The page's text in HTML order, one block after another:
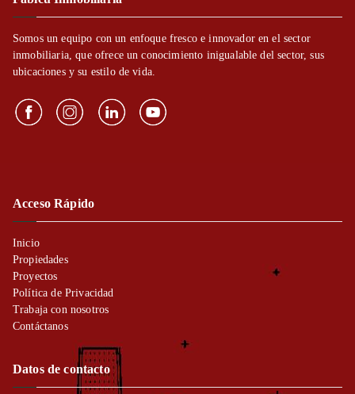
Somos un equipo con un enfoque fresco e innovador en el sector
inmobiliaria, que ofrece un conocimiento inigualable del sector, sus
ubicaciones y su estilo de vida.
Acceso Rápido
Inicio
Propiedades
Proyectos
Política de Privacidad
Trabaja con nosotros
Contáctanos
Datos de contacto